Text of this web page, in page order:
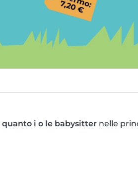
quanto i o le babysitter nelle